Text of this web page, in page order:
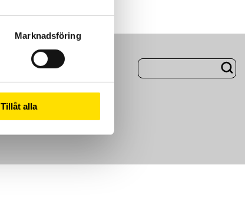
Marknadsföring
Tillåt alla
Om Oss